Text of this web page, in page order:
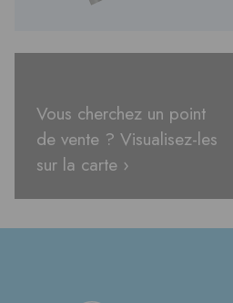
Vous cherchez un point
de vente ? Visualisez-les
sur la carte ›